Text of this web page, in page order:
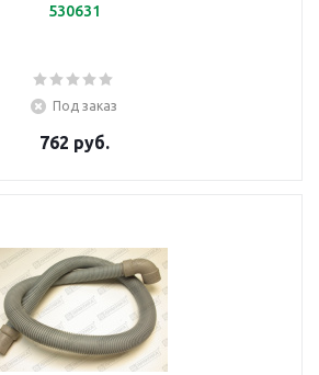
530631
Под заказ
762 руб.